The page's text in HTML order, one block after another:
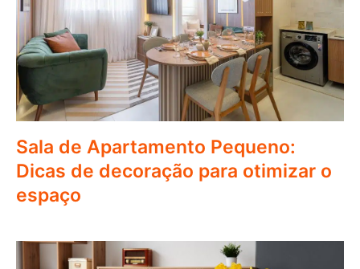
Sala de Apartamento Pequeno:
Dicas de decoração para otimizar o
espaço